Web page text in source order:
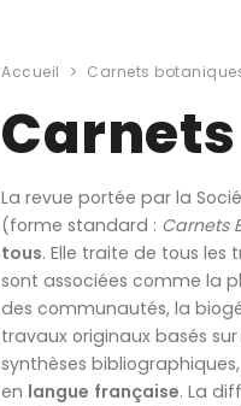
Accueil Carnets
La revue portée par la
(forme standard : Carnets
tous. Elle traite de tous les
sont associées comme la
des communautés, la
travaux originaux basés
synthèses
en langue française. La